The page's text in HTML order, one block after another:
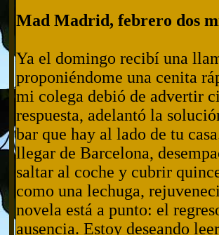
Mad Madrid, febrero dos
Ya el domingo recibí una
proponiéndome una cenita
mi colega debió de advertir
respuesta, adelantó la
bar que hay al lado de tu
llegar de Barcelona,
saltar al coche y cubrir
como una lechuga,
novela está a punto: el
ausencia. Estoy deseando